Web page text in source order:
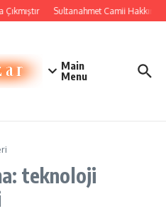
Sultanahmet Camii
Main
Menu
teknoloji